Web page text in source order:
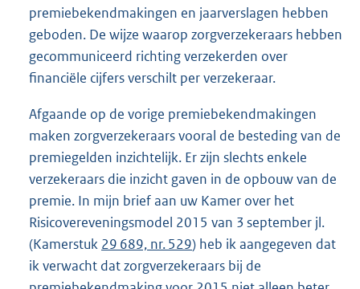
premiebekendmakingen en jaarverslagen hebben
geboden. De wijze waarop zorgverzekeraars hebben
gecommuniceerd richting verzekerden over
financiële cijfers verschilt per verzekeraar.
Afgaande op de vorige premiebekendmakingen
maken zorgverzekeraars vooral de besteding van de
premiegelden inzichtelijk. Er zijn slechts enkele
verzekeraars die inzicht gaven in de opbouw van de
premie. In mijn brief aan uw Kamer over het
Risicovereveningsmodel 2015 van 3 september jl.
(Kamerstuk 29 689, nr. 529) heb ik aangegeven dat
ik verwacht dat zorgverzekeraars bij de